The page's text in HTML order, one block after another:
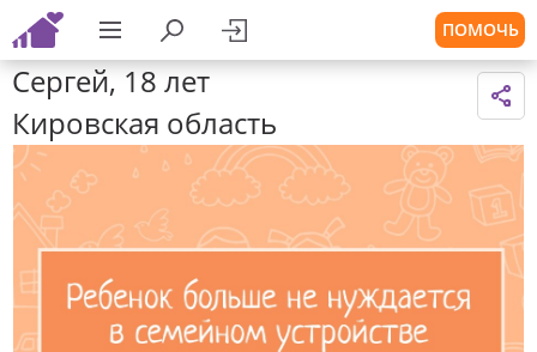
ПОМОЧЬ
Сергей, 18 лет
Кировская область